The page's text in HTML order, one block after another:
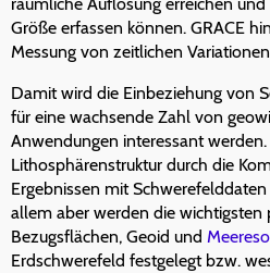
räumliche Auflösung erreichen
Größe erfassen können. GRACE
Messung von zeitlichen
Damit wird die Einbeziehung von
für eine wachsende Zahl von
Anwendungen interessant
Lithosphärenstruktur durch die
Ergebnissen mit
allem aber werden die wichtigsten
Bezugsflächen, Geoid und
Erdschwerefeld festgelegt bzw.